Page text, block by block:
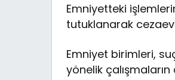
Emniyetteki
tutuklanarak
Emniyet birimleri,
yönelik